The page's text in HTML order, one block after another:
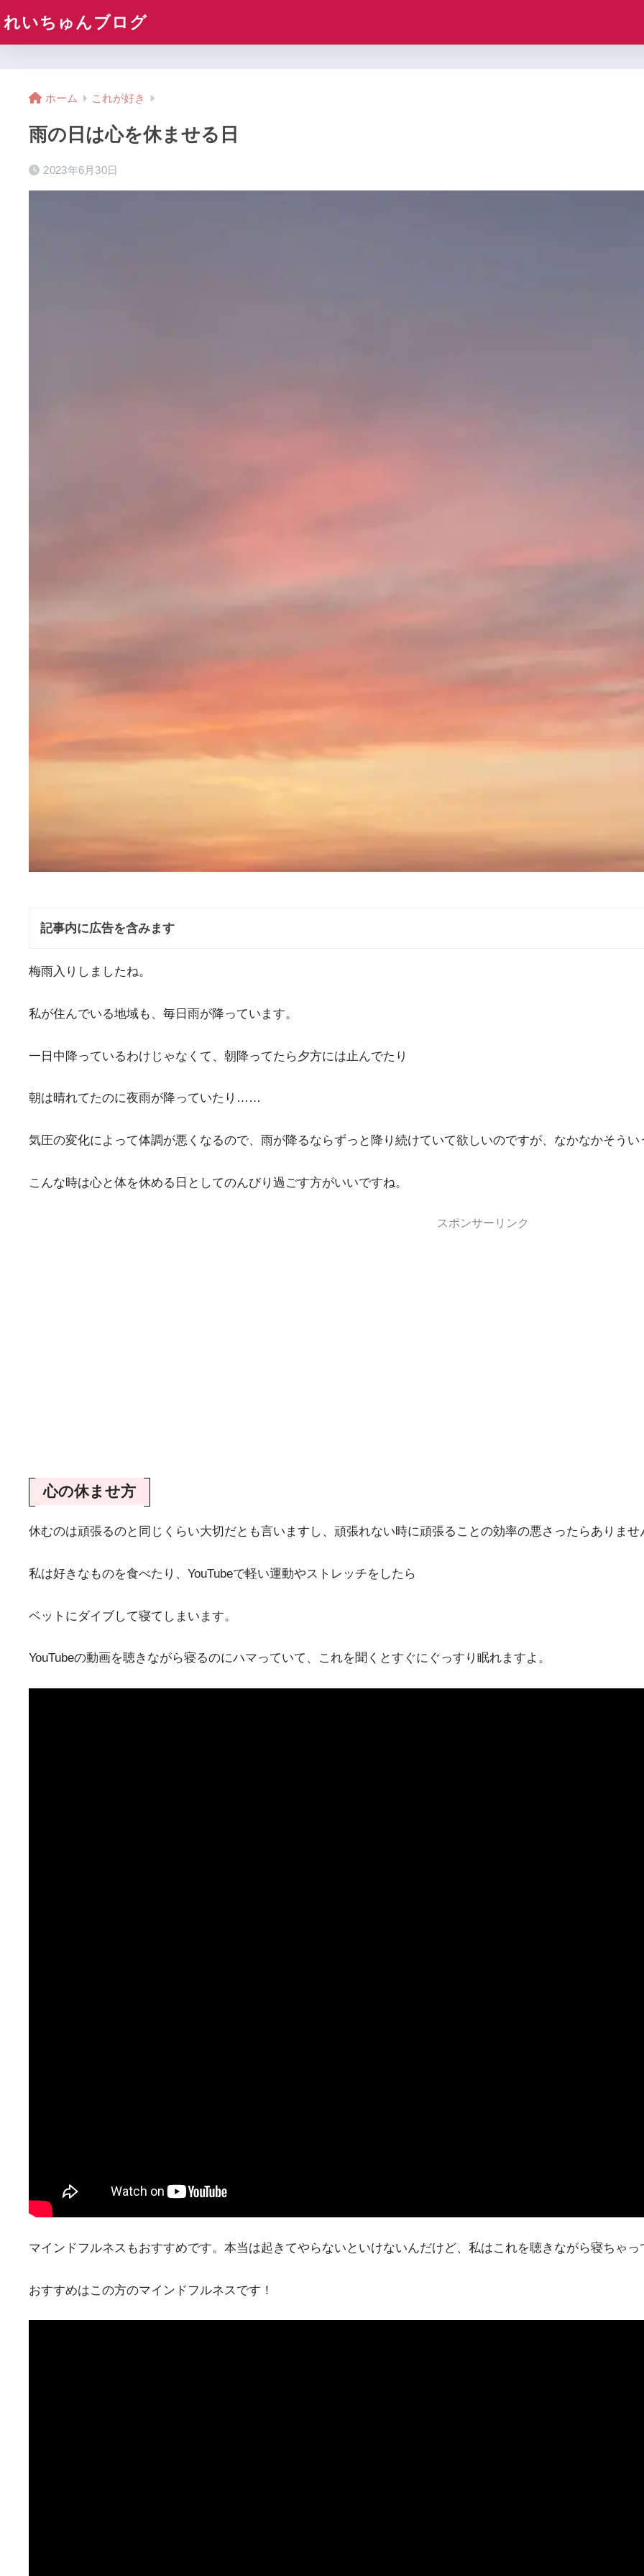
れいちゅんブログ
ホーム これが好き
雨の日は心を休ませる日
2023年6月30日
記事内に広告を含みます
梅雨入りしましたね。
私が住んでいる地域も、毎日雨が降っています。
一日中降っているわけじゃなくて、朝降ってたら夕方には止んでたり
朝は晴れてたのに夜雨が降っていたり……
気圧の変化によって体調が悪くなるので、雨が降るならずっと降り続けていて欲しいのですが、なかなかそう
こんな時は心と体を休める日としてのんびり過ごす方がいいですね。
スポンサーリンク
心の休ませ方
休むのは頑張るのと同じくらい大切だとも言いますし、頑張れない時に頑張ることの効率の悪さったらありませ
私は好きなものを食べたり、YouTubeで軽い運動やストレッチをしたら
ベットにダイブして寝てしまいます。
YouTubeの動画を聴きながら寝るのにハマっていて、これを聞くとすぐにぐっすり眠れますよ。
マインドフルネスもおすすめです。本当は起きてやらないといけないんだけど、私はこれを聴きながら寝ちゃっ
おすすめはこの方のマインドフルネスです！